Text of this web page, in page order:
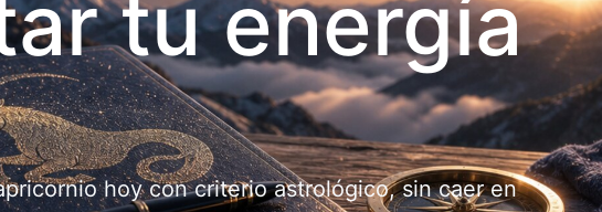
tu energía
hoy con criterio astrológico, sin caer en